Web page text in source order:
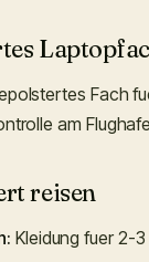
Fach
am
reisen
Kleidung fuer 2-